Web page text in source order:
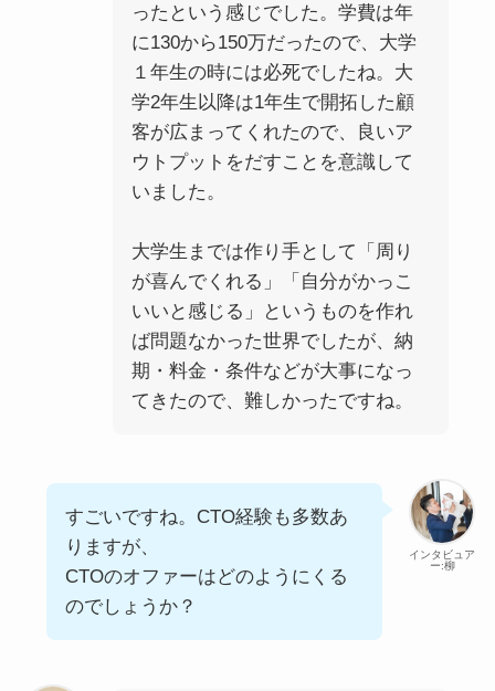
ったという感じでした。学費は年
に130から150万だったので、大学
１年生の時には必死でしたね。大
学2年生以降は1年生で開拓した顧
客が広まってくれたので、良いア
ウトプットをだすことを意識して
いました。
大学生までは作り手として「周り
が喜んでくれる」「自分がかっこ
いいと感じる」というものを作れ
ば問題なかった世界でしたが、納
期・料金・条件などが大事になっ
てきたので、難しかったですね。
インタビュア
ー:柳
すごいですね。CTO経験も多数あ
りますが、
CTOのオファーはどのようにくる
のでしょうか？